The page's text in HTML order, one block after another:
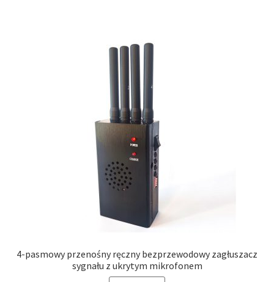
4-pasmowy przenośny ręczny bezprzewodowy zagłuszacz
sygnału z ukrytym mikrofonem